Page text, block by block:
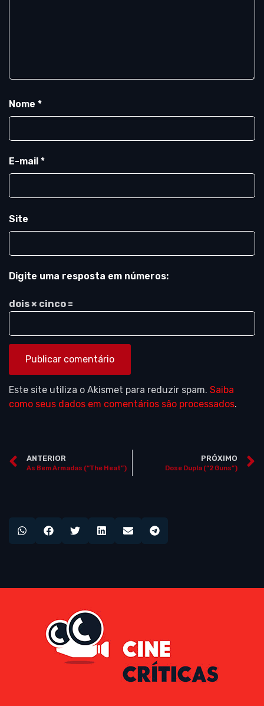
Nome *
E-mail *
Site
Digite uma resposta em números:
dois × cinco =
Este site utiliza o Akismet para reduzir spam. Saiba
como seus dados em comentários são processados.
ANTERIOR
As Bem Armadas (“The Heat”)
PRÓXIMO
Dose Dupla (“2 Guns”)